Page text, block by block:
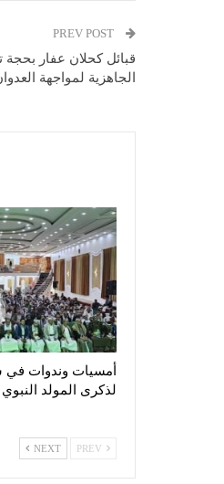
قبائل كحلان عفار بحجة
الجاهزية لمواجهة
أمسيات وندوات في
لذكرى المولد
NEXT